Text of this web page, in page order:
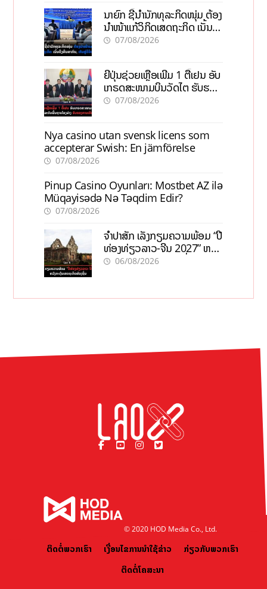
ນາຍົກ ຊີ້ນຳນັກທຸລະກິດໜຸ່ມ ຕ້ອງ
ນຳໜ້າແກ້ວິກິດເສດຖະກິດ ເນັ້ນດຶງ
ທຶນສາກົນ, ຫັນສູ່ດິຈິຕອນ
07/08/2026
ຍີ່ປຸ່ນຊ່ວຍເຫຼືອເພີ່ມ 1 ຕື້ເຢນ ອັບ
ເກຣດສະໜາມບິນວັດໄຕ ຮັບຮອງ
ການເຕີບໂຕ
07/08/2026
Nya casino utan svensk licens som
accepterar Swish: En jämförelse
07/08/2026
Pinup Casino Oyunları: Mostbet AZ ilə
Müqayisədə Nə Təqdim Edir?
07/08/2026
ຈຳປາສັກ ເລັ່ງກຽມຄວາມພ້ອມ “ປີ
ທ່ອງທ່ຽວລາວ-ຈີນ 2027” ຫວັງ
ກະຕຸ້ນເສດຖະກິດທ້ອງຖິ່ນ
06/08/2026
© 2020 HOD Media Co., Ltd.
ຕິດຕໍ່ພວກເຮົາ ເງື່ອນໄຂການນຳໃຊ້ຂ່າວ
ກ່ຽວກັບພວກເຮົາ
ຕິດຕໍ່ໂຄສະນາ